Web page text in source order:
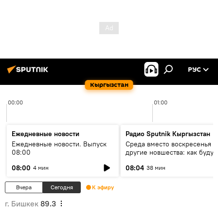
Кыргызстан
РУС
00:00 01:00
Ежедневные новости
Ежедневные новости. Выпуск
08:00
08:00 4 мин
Радио Sputnik Кыргызстан
Среда вместо воскресенья и
другие новшества: как будут
08:04 38 мин
Вчера Сегодня К эфиру
г. Бишкек 89.3